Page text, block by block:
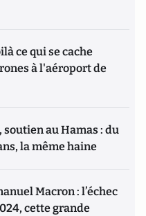
ce qui se cache
à l'aéroport de
soutien au Hamas : du
la même haine
Macron : l’échec
cette grande